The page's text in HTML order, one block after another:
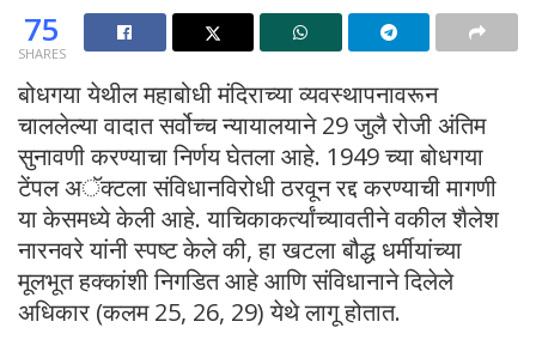
75
SHARES
बोधगया येथील महाबोधी मंदिराच्या व्यवस्थापनावरून
चाललेल्या वादात सर्वोच्च न्यायालयाने 29 जुलै रोजी अंतिम
सुनावणी करण्याचा निर्णय घेतला आहे. 1949 च्या बोधगया
टेंपल अॅक्टला संविधानविरोधी ठरवून रद्द करण्याची मागणी
या केसमध्ये केली आहे. याचिकाकर्त्यांच्यावतीने वकील शैलेश
नारनवरे यांनी स्पष्ट केले की, हा खटला बौद्ध धर्मीयांच्या
मूलभूत हक्कांशी निगडित आहे आणि संविधानाने दिलेले
अधिकार (कलम 25, 26, 29) येथे लागू होतात.